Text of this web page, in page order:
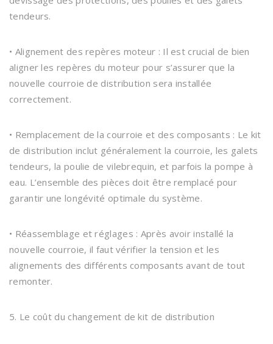
tendeurs.
• Alignement des repères moteur : Il est crucial de bien
aligner les repères du moteur pour s’assurer que la
nouvelle courroie de distribution sera installée
correctement.
• Remplacement de la courroie et des composants : Le kit
de distribution inclut généralement la courroie, les galets
tendeurs, la poulie de vilebrequin, et parfois la pompe à
eau. L’ensemble des pièces doit être remplacé pour
garantir une longévité optimale du système.
• Réassemblage et réglages : Après avoir installé la
nouvelle courroie, il faut vérifier la tension et les
alignements des différents composants avant de tout
remonter.
5. Le coût du changement de kit de distribution